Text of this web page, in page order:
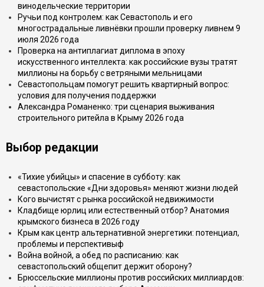
винодельческие территории
Ручьи под контролем: как Севастополь и его
многострадальные ливнёвки прошли проверку ливнем 9
июля 2026 года
Проверка на антиплагиат диплома в эпоху
искусственного интеллекта: как российские вузы тратят
миллионы на борьбу с ветряными мельницами
Севастопольцам помогут решить квартирный вопрос:
условия для получения поддержки
Александра Романенко: три сценария выживания
строительного ритейла в Крыму 2026 года
Выбор редакции
«Тихие убийцы» и спасение в субботу: как
севастопольские «Дни здоровья» меняют жизни людей
Кого вычистят с рынка российской недвижимости
Кладбище юрлиц или естественный отбор? Анатомия
крымского бизнеса в 2026 году
Крым как центр альтернативной энергетики: потенциал,
проблемы и перспективыф
Война войной, а обед по расписанию: как
севастопольский общепит держит оборону?
Брюссельские миллионы против российских миллиардов: